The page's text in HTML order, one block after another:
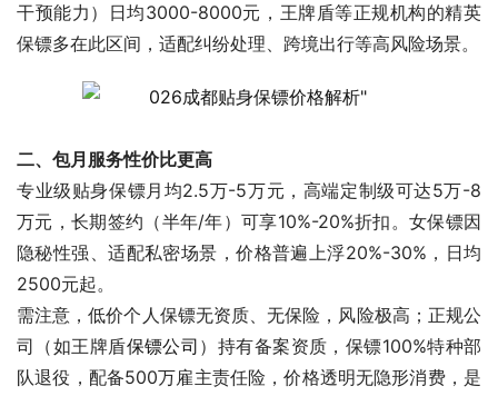
干预能力）日均3000-8000元，王牌盾等正规机构的精英
保镖多在此区间，适配纠纷处理、跨境出行等高风险场景。
二、包月服务性价比更高
专业级贴身保镖月均2.5万-5万元，高端定制级可达5万-8
万元，长期签约（半年/年）可享10%-20%折扣。女保镖因
隐秘性强、适配私密场景，价格普遍上浮20%-30%，日均
2500元起。
需注意，低价个人保镖无资质、无保险，风险极高；正规公
司（如王牌盾保镖公司 ）持有备案资质，保镖100%特种部
队退役，配备500万雇主责任险，价格透明无隐形消费，是